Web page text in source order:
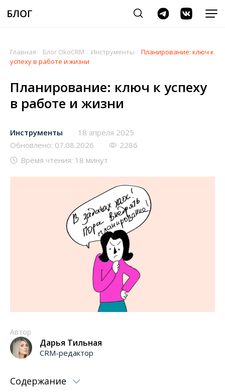
Главная Блог OkoCRM Инструменты
Планирование: ключ к
успеху в работе и жизни
Планирование: ключ к успеху
в работе и жизни
Инструменты
18 апреля 2025
Обновлено: 07.08.2026
2286
Время чтения: 18 минут
Автор
Дарья Тильная
CRM-редактор
Содержание